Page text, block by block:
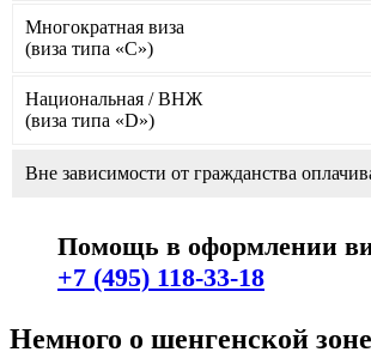
Многократная виза
(виза типа «С»)
Национальная / ВНЖ
(виза типа «D»)
Вне зависимости от гражданства
Помощь в оформлении
+7 (495) 118-33-18
Немного о шенгенской зоне